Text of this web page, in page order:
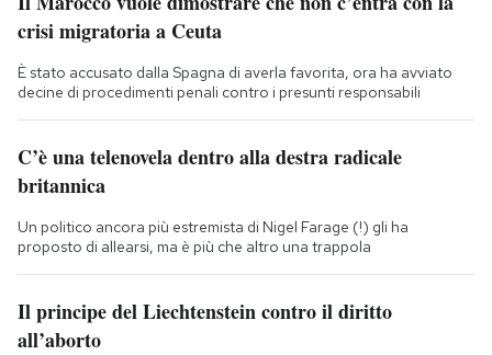
crisi migratoria a Ceuta
È stato accusato dalla Spagna di averla favorita, ora ha avviato
decine di procedimenti penali contro i presunti responsabili
C’è una telenovela dentro alla destra radicale
britannica
Un politico ancora più estremista di Nigel Farage (!) gli ha
proposto di allearsi, ma è più che altro una trappola
Il principe del Liechtenstein contro il diritto
all’aborto